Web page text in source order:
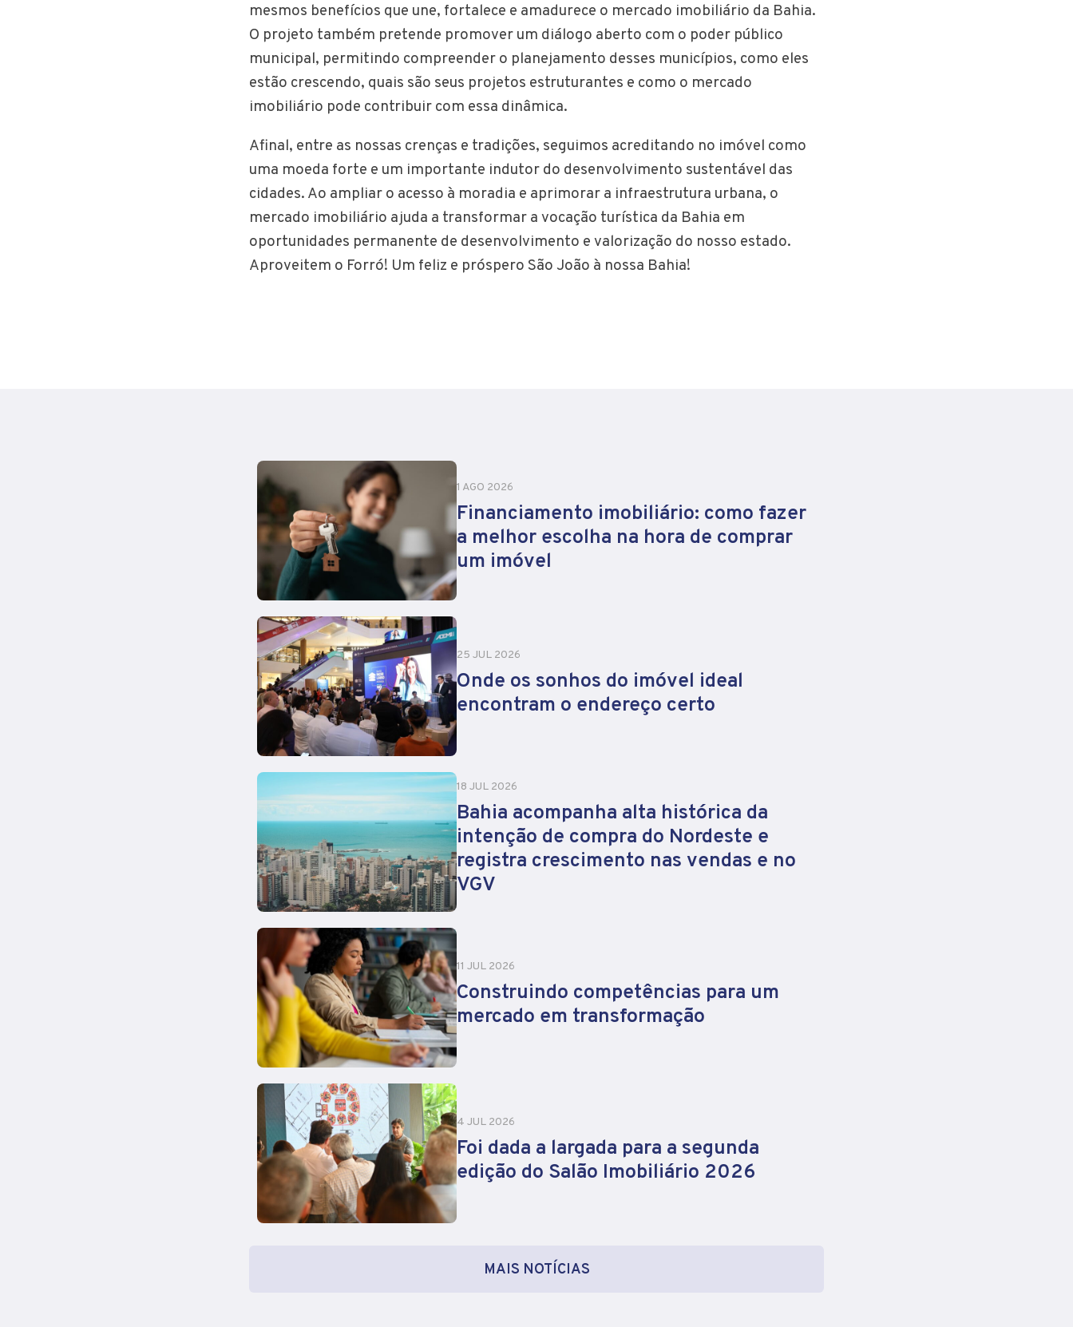
mesmos benefícios que une, fortalece e amadurece o mercado imobiliário da Bahia.
O projeto também pretende promover um diálogo aberto com o poder público
municipal, permitindo compreender o planejamento desses municípios, como eles
estão crescendo, quais são seus projetos estruturantes e como o mercado
imobiliário pode contribuir com essa dinâmica.
Afinal, entre as nossas crenças e tradições, seguimos acreditando no imóvel como
uma moeda forte e um importante indutor do desenvolvimento sustentável das
cidades. Ao ampliar o acesso à moradia e aprimorar a infraestrutura urbana, o
mercado imobiliário ajuda a transformar a vocação turística da Bahia em
oportunidades permanente de desenvolvimento e valorização do nosso estado.
Aproveitem o Forró! Um feliz e próspero São João à nossa Bahia!
1 AGO 2026
Financiamento imobiliário: como fazer
a melhor escolha na hora de comprar
um imóvel
25 JUL 2026
Onde os sonhos do imóvel ideal
encontram o endereço certo
18 JUL 2026
Bahia acompanha alta histórica da
intenção de compra do Nordeste e
registra crescimento nas vendas e no
VGV
11 JUL 2026
Construindo competências para um
mercado em transformação
4 JUL 2026
Foi dada a largada para a segunda
edição do Salão Imobiliário 2026
MAIS NOTÍCIAS